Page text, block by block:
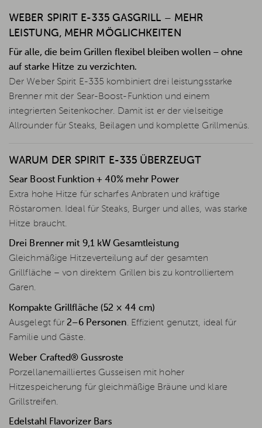
WEBER SPIRIT E-335 GASGRILL – MEHR
LEISTUNG, MEHR MÖGLICHKEITEN
Für alle, die beim Grillen flexibel bleiben wollen – ohne
auf starke Hitze zu verzichten.
Der Weber Spirit E-335 kombiniert drei leistungsstarke
Brenner mit der Sear-Boost-Funktion und einem
integrierten Seitenkocher. Damit ist er der vielseitige
Allrounder für Steaks, Beilagen und komplette Grillmenüs.
WARUM DER SPIRIT E-335 ÜBERZEUGT
Sear Boost Funktion + 40% mehr Power
Extra hohe Hitze für scharfes Anbraten und kräftige
Röstaromen. Ideal für Steaks, Burger und alles, was starke
Hitze braucht.
Drei Brenner mit 9,1 kW Gesamtleistung
Gleichmäßige Hitzeverteilung auf der gesamten
Grillfläche – von direktem Grillen bis zu kontrolliertem
Garen.
Kompakte Grillfläche (52 × 44 cm)
Ausgelegt für2–6 Personen. Effizient genutzt, ideal für
Familie und Gäste.
Weber Crafted® Gussroste
Porzellanemailliertes Gusseisen mit hoher
Hitzespeicherung für gleichmäßige Bräune und klare
Grillstreifen.
Edelstahl Flavorizer Bars